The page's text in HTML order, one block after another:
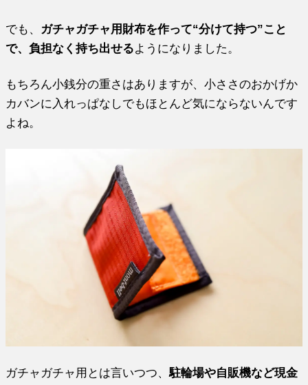
でも、 ガチャガチャ用財布を作って“分けて持つ”こと
で、負担なく持ち出せるようになりました。
もちろん小銭分の重さはありますが、小ささのおかげか
カバンに入れっぱなしでもほとんど気にならないんです
よね。
ガチャガチャ用とは言いつつ、駐輪場や自販機など現金